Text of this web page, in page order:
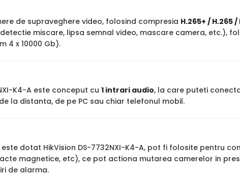
de supraveghere video, folosind compresia H.265+ / H.265
miscare, lipsa semnal video, mascare camera, etc.),
4 x 10000 Gb).
K4-A este conceput cu 1 intrari audio, la care puteti
la distanta, de pe PC sau chiar telefonul mobil.
dotat HikVision DS-7732NXI-K4-A, pot fi folosite pentru
magnetice, etc), ce pot actiona mutarea camerelor in
de alarma.